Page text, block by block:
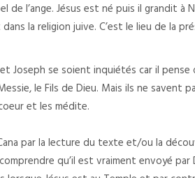
l’ange. Jésus est né puis il grandit à
la religion juive. C’est le lieu de la
Joseph se soient inquiétés car il
le Fils de Dieu. Mais ils ne
et les médite.
par la lecture du texte et/ou la
qu’il est vraiment envoyé par